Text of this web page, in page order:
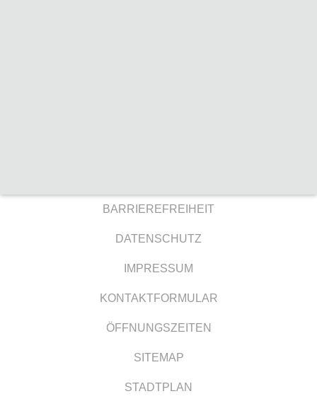
BARRIEREFREIHEIT
DATENSCHUTZ
IMPRESSUM
KONTAKTFORMULAR
ÖFFNUNGSZEITEN
SITEMAP
STADTPLAN